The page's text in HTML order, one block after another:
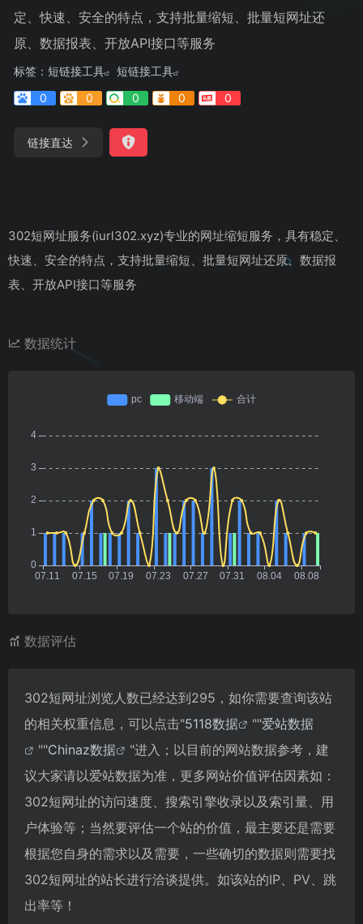
定、快速、安全的特点，支持批量缩短、批量短网址还
原、数据报表、开放API接口等服务
标签： 短链接工具
短链接工具
0
0 0 0 0
链接直达
302短网址服务(iurl302.xyz)专业的网址缩短服务，具有稳定、
快速、安全的特点，支持批量缩短、批量短网址还原、数据报
表、开放API接口等服务
数据统计
数据评估
302短网址浏览人数已经达到295，如你需要查询该站
的相关权重信息，可以点击"5118数据 ""爱站数据
""Chinaz数据
"进入；以目前的网站数据参考，建
议大家请以爱站数据为准，更多网站价值评估因素如：
302短网址的访问速度、搜索引擎收录以及索引量、用
户体验等；当然要评估一个站的价值，最主要还是需要
根据您自身的需求以及需要，一些确切的数据则需要找
302短网址的站长进行洽谈提供。如该站的IP、PV、跳
出率等！